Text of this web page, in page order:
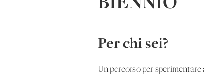
Per chi sei?
Un percorso per